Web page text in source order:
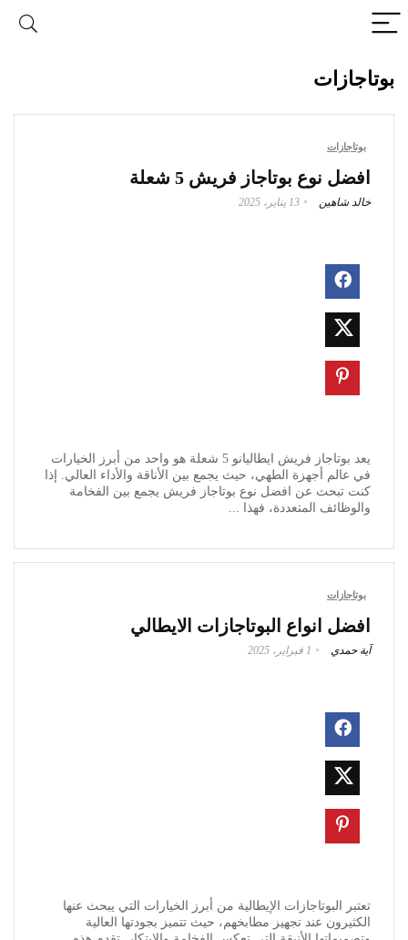
بوتاجازات
بوتاجازات
افضل نوع بوتاجاز فريش 5 شعلة
خالد شاهين 13 يناير، 2025
يعد بوتاجاز فريش ايطاليانو 5 شعلة هو واحد من أبرز الخيارات
في عالم أجهزة الطهي، حيث يجمع بين الأناقة والأداء العالي. إذا
كنت تبحث عن افضل نوع بوتاجاز فريش يجمع بين الفخامة
والوظائف المتعددة، فهذا ...
بوتاجازات
افضل انواع البوتاجازات الايطالي
آية حمدي 1 فبراير، 2025
تعتبر البوتاجازات الإيطالية من أبرز الخيارات التي يبحث عنها
الكثيرون عند تجهيز مطابخهم، حيث تتميز بجودتها العالية